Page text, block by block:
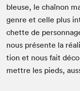
bleuse, le chaînon
genre et celle plus
chette de
nous présente la
tion et nous fait
met­tre les pieds,